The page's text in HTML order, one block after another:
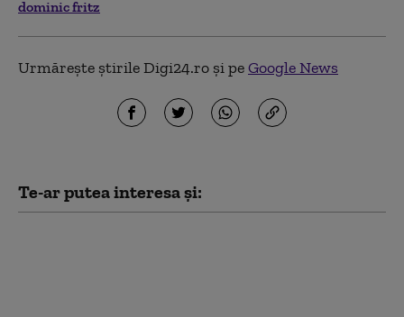
dominic fritz
Urmărește știrile Digi24.ro și peGoogle News
Te-ar putea interesa și: